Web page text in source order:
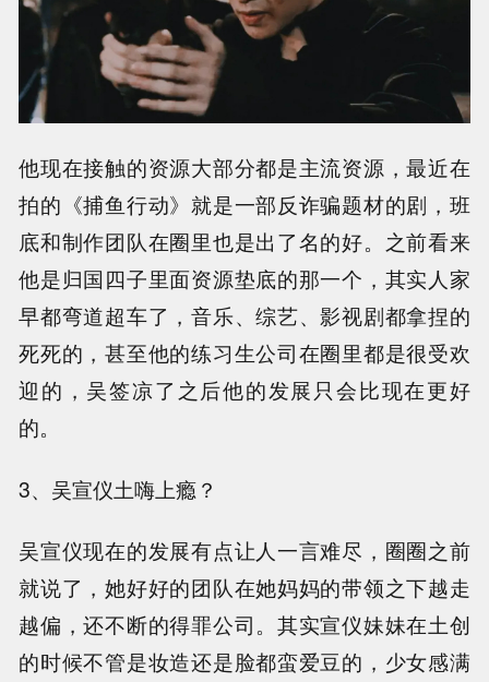
他现在接触的资源大部分都是主流资源，最近在
拍的《捕鱼行动》就是一部反诈骗题材的剧，班
底和制作团队在圈里也是出了名的好。之前看来
他是归国四子里面资源垫底的那一个，其实人家
早都弯道超车了，音乐、综艺、影视剧都拿捏的
死死的，甚至他的练习生公司在圈里都是很受欢
迎的，吴签凉了之后他的发展只会比现在更好
的。
3、吴宣仪土嗨上瘾？
吴宣仪现在的发展有点让人一言难尽，圈圈之前
就说了，她好好的团队在她妈妈的带领之下越走
越偏，还不断的得罪公司。其实宣仪妹妹在土创
的时候不管是妆造还是脸都蛮爱豆的，少女感满